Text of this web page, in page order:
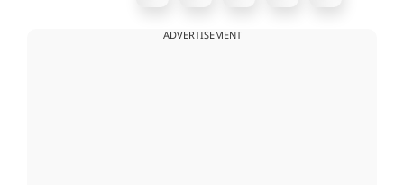
ADVERTISEMENT